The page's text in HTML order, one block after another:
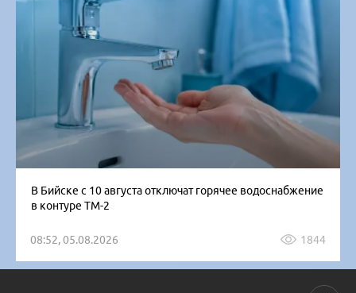
В Бийске с 10 августа отключат горячее водоснабжение
в контуре ТМ-2
08:52, 05.08.2026 1844